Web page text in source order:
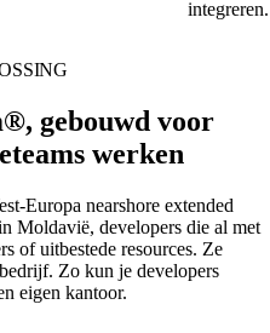
integreren.
gebouwd voor
werken
Europa nearshore extended
Moldavië, developers die al met
of uitbestede resources. Ze
Zo kun je developers
eigen kantoor.